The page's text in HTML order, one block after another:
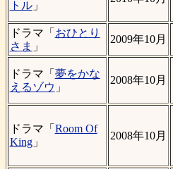
トル」
ドラマ「 おひとり
さま 」
2009年10月
ドラマ「 夢をかな
えるゾウ 」
2008年10月
ドラマ「 Room Of
King」
2008年10月